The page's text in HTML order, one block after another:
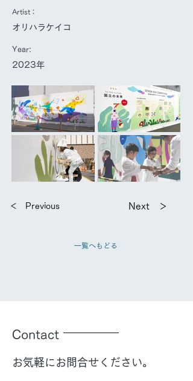
Artist：
オリハラケイコ
Year:
2023年
＜ Previous Next ＞
一覧へもどる
Contact
お気軽にお問合せください。